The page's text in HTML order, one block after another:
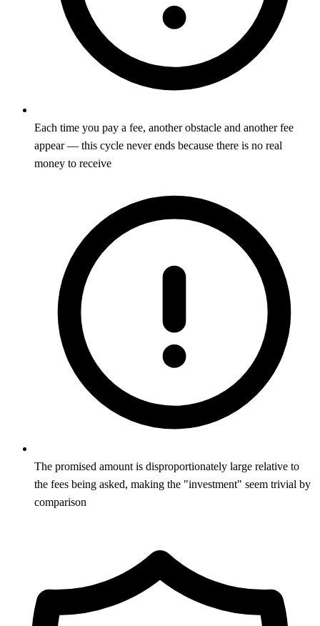
Each time you pay a fee, another obstacle and another fee
appear — this cycle never ends because there is no real
money to receive
The promised amount is disproportionately large relative to
the fees being asked, making the "investment" seem trivial by
comparison